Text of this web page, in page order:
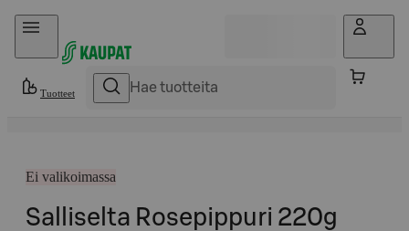
Hyppää sisältöön
Tuotteet
Ei valikoimassa
Salliselta Rosepippuri 220g